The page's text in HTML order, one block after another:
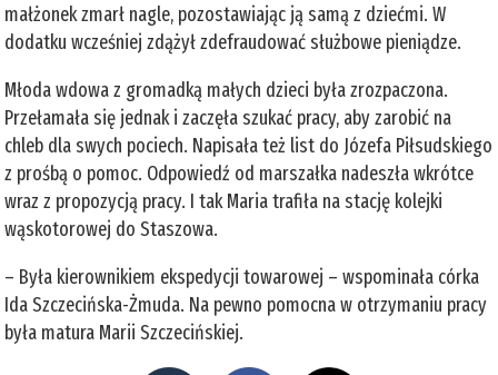
małżonek zmarł nagle, pozostawiając ją samą z dziećmi. W
dodatku wcześniej zdążył zdefraudować służbowe pieniądze.
Młoda wdowa z gromadką małych dzieci była zrozpaczona.
Przełamała się jednak i zaczęła szukać pracy, aby zarobić na
chleb dla swych pociech. Napisała też list do Józefa Piłsudskiego
z prośbą o pomoc. Odpowiedź od marszałka nadeszła wkrótce
wraz z propozycją pracy. I tak Maria trafiła na stację kolejki
wąskotorowej do Staszowa.
– Była kierownikiem ekspedycji towarowej – wspominała córka
Ida Szczecińska-Żmuda. Na pewno pomocna w otrzymaniu pracy
była matura Marii Szczecińskiej.